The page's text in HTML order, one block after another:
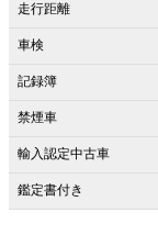
走行距離
車検
記録簿
禁煙車
輸入認定中古車
鑑定書付き